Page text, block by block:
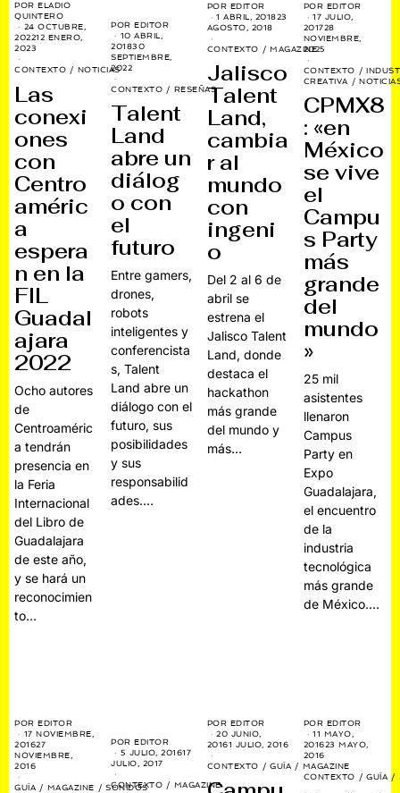
PORELADIO
QUINTERO
24 OCTUBRE,
202212 ENERO,
2023
CONTEXTO / NOTICIAS
Las
conexi
ones
con
Centro
améric
a
espera
n en la
FIL
Guadal
ajara
2022
Ocho autores
de
Centroaméric
a tendrán
presencia en
la Feria
Internacional
del Libro de
Guadalajara
de este año,
y se hará un
reconocimien
to…
POREDITOR
10 ABRIL,
201830
SEPTIEMBRE,
2022
CONTEXTO / RESEÑAS
Talent
Land
abre un
diálog
o con
el
futuro
Entre gamers,
drones,
robots
inteligentes y
conferencista
s, Talent
Land abre un
diálogo con el
futuro, sus
posibilidades
y sus
responsabilid
ades.…
POR EDITOR
1 ABRIL, 201823
AGOSTO, 2018
CONTEXTO / MAGAZINE
Jalisco
Talent
Land,
cambia
r al
mundo
con
ingeni
o
Del 2 al 6 de
abril se
estrena el
Jalisco Talent
Land, donde
destaca el
hackathon
más grande
del mundo y
más…
POR EDITOR
17 JULIO,
201728
NOVIEMBRE,
2025
CONTEXTO /
CREATIVA /
CPMX8
: «en
México
se vive
el
Campu
s Party
más
grande
del
mundo
»
25 mil
asistentes
llenaron
Campus
Party en
Expo
Guadalajara,
el encuentro
de la
industria
tecnológica
más grande
de México.…
POREDITOR
17 NOVIEMBRE,
201627
NOVIEMBRE,
2016
GUÍA / MAGAZINE / SONIDOS
POREDITOR
5 JULIO, 201617
JULIO, 2017
CONTEXTO / MAGAZINE
POR EDITOR
20 JUNIO,
20161 JULIO, 2016
CONTEXTO / GUÍA / MAGAZINE
POR EDITOR
11 MAYO,
201623 MAYO,
2016
CONTEXTO / GUÍA /